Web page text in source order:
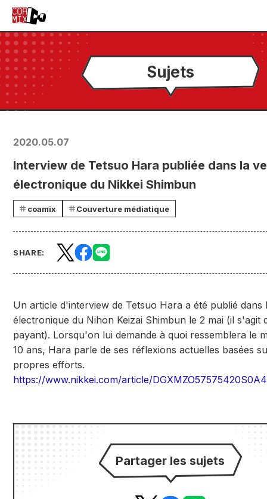
Sujets
2020.05.07
Interview de Tetsuo Hara publiée dans la
électronique du Nikkei Shimbun
coamix Couverture médiatique
SHARE:
Un article d'interview de Tetsuo Hara a été publié dans
électronique du Nihon Keizai Shimbun le 2 mai (il s'agit
payant). Lorsqu'on lui demande à quoi ressemblera le
10 ans, Hara parle de ses réflexions actuelles basées
propres efforts.
https://www.nikkei.com/article/
Partager les sujets